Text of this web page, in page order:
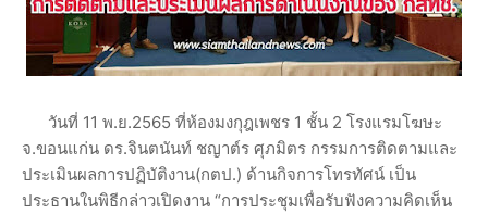
วันที่ 11 พ.ย.2565 ที่ห้องมงกุฎเพชร 1 ชั้น 2 โรงแรมโฆษะ
จ.ขอนแก่น ดร.จินตนันท์ ชญาต์ร ศุภมิตร กรรมการติดตามและ
ประเมินผลการปฏิบัติงาน(กตป.) ด้านกิจการโทรทัศน์ เป็น
ประธานในพิธีกล่าวเปิดงาน “การประชุมเพื่อรับฟังความคิดเห็น